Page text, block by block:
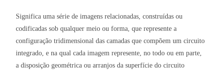
Significa uma série de imagens relacionadas, construídas ou
codificadas sob qualquer meio ou forma, que represente a
configuração tridimensional das camadas que compõem um circuito
integrado, e na qual cada imagem represente, no todo ou em parte,
a disposição geométrica ou arranjos da superfície do circuito